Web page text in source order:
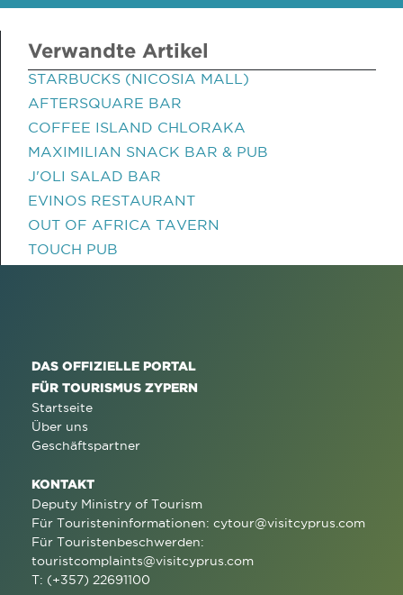
Verwandte Artikel
STARBUCKS (NICOSIA MALL)
AFTERSQUARE BAR
COFFEE ISLAND CHLORAKA
MAXIMILIAN SNACK BAR & PUB
J'OLI SALAD BAR
EVINOS RESTAURANT
OUT OF AFRICA TAVERN
TOUCH PUB
DAS OFFIZIELLE PORTAL
FÜR TOURISMUS ZYPERN
Startseite
Über uns
Geschäftspartner
KONTAKT
Deputy Ministry of Tourism
Für Touristeninformationen: cytour@visitcyprus.com
Für Touristenbeschwerden:
touristcomplaints@visitcyprus.com
T: (+357) 22691100